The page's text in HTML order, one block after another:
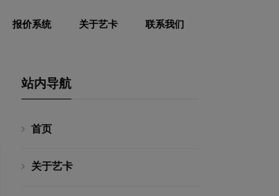
报价系统 关于艺卡 联系我们
站内导航
首页
关于艺卡